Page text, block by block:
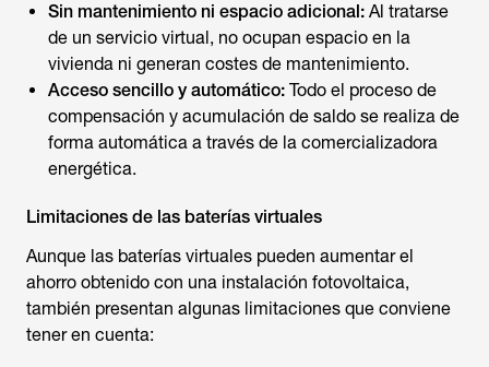
Sin mantenimiento ni espacio adicional: Al tratarse
de un servicio virtual, no ocupan espacio en la
vivienda ni generan costes de mantenimiento.
Acceso sencillo y automático: Todo el proceso de
compensación y acumulación de saldo se realiza de
forma automática a través de la comercializadora
energética.
Limitaciones de las baterías virtuales
Aunque las baterías virtuales pueden aumentar el
ahorro obtenido con una instalación fotovoltaica,
también presentan algunas limitaciones que conviene
tener en cuenta: